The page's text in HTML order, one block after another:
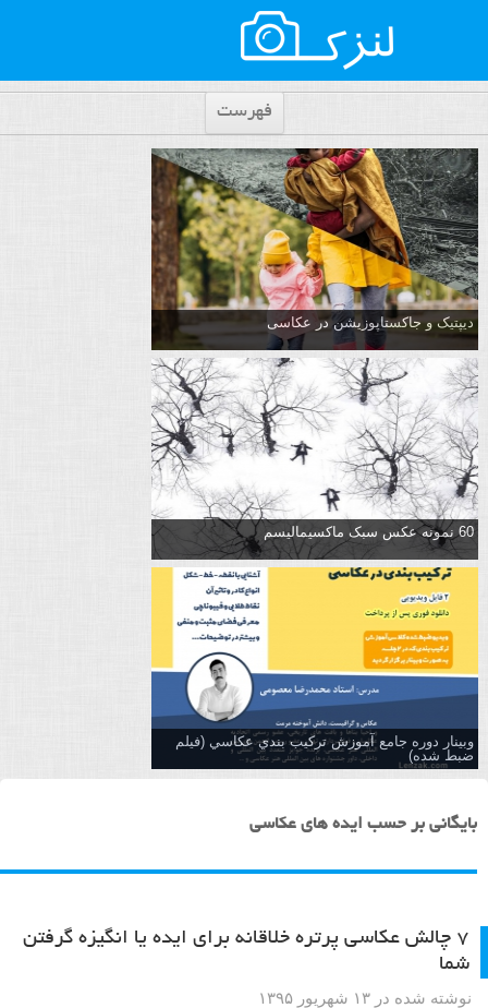
فهرست
دیپتیک و جاکستا‌پوزیشن در عکاسی
60 نمونه عکس سبک ماکسیمالیسم
وبینار دوره جامع آموزش تركيب بندي عكاسي (فیلم
ضبط شده)
بایگانی بر حسب ایده های عکاسی
۷ چالش عکاسی پرتره خلاقانه برای ایده یا انگیزه گرفتن
شما
نوشته شده در ۱۳ شهریور ۱۳۹۵